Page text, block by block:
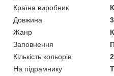
Країна виробник
Довжина
Жанр
Заповнення
Кількість кольорів
На підрамнику